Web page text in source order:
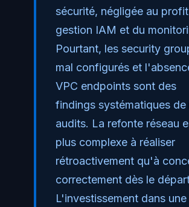
sécurité, négligée au
gestion IAM et du
Pourtant, les security
mal configurés et
VPC endpoints sont des
findings systématiques de
audits. La refonte réseau
plus complexe à réaliser
rétroactivement qu'à
correctement dès le
L'investissement dans une